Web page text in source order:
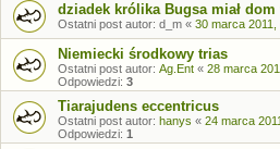
dziadek królika Bugsa miał dom
Ostatni post autor: d_m « 30 marca 2011,
Niemiecki środkowy trias
Ostatni post autor: Ag.Ent « 28 marca
Odpowiedzi: 3
Tiarajudens eccentricus
Ostatni post autor: hanys « 24 marca
Odpowiedzi: 1